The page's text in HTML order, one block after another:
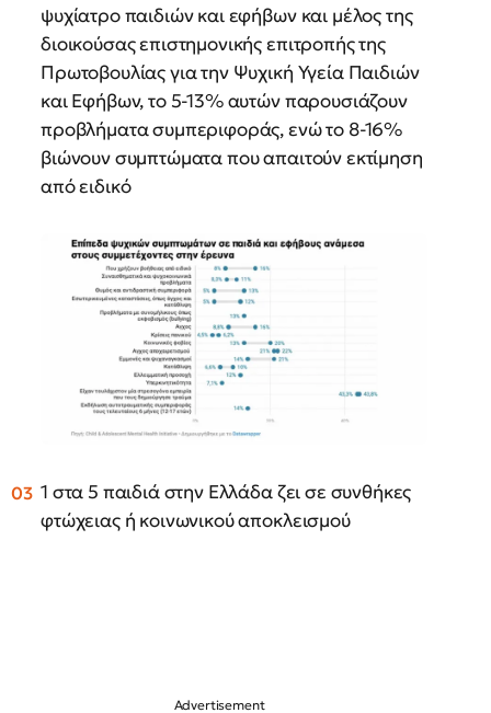
ψυχίατρο παιδιών και εφήβων και μέλος της
διοικούσας επιστημονικής επιτροπής της
Πρωτοβουλίας για την Ψυχική Υγεία Παιδιών
και Εφήβων, το 5-13% αυτών παρουσιάζουν
προβλήματα συμπεριφοράς, ενώ το 8-16%
βιώνουν συμπτώματα που απαιτούν εκτίμηση
από ειδικό
1 στα 5 παιδιά στην Ελλάδα ζει σε συνθήκες
φτώχειας ή κοινωνικού αποκλεισμού